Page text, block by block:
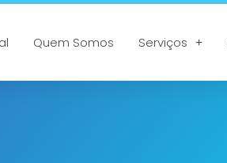
Quem Somos Serviços